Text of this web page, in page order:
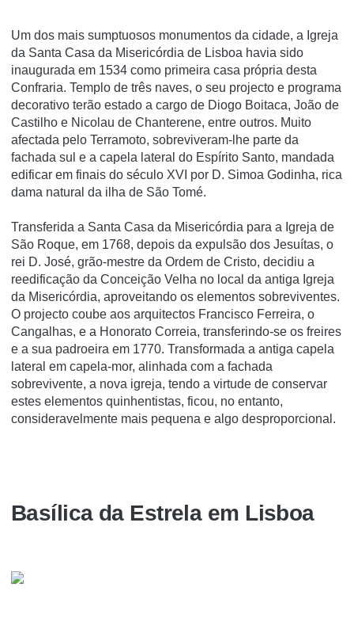
Um dos mais sumptuosos monumentos da cidade, a Igreja
da Santa Casa da Misericórdia de Lisboa havia sido
inaugurada em 1534 como primeira casa própria desta
Confraria. Templo de três naves, o seu projecto e programa
decorativo terão estado a cargo de Diogo Boitaca, João de
Castilho e Nicolau de Chanterene, entre outros. Muito
afectada pelo Terramoto, sobreviveram-lhe parte da
fachada sul e a capela lateral do Espírito Santo, mandada
edificar em finais do século XVI por D. Simoa Godinha, rica
dama natural da ilha de São Tomé.
Transferida a Santa Casa da Misericórdia para a Igreja de
São Roque, em 1768, depois da expulsão dos Jesuítas, o
rei D. José, grão-mestre da Ordem de Cristo, decidiu a
reedificação da Conceição Velha no local da antiga Igreja
da Misericórdia, aproveitando os elementos sobreviventes.
O projecto coube aos arquitectos Francisco Ferreira, o
Cangalhas, e a Honorato Correia, transferindo-se os freires
e a sua padroeira em 1770. Transformada a antiga capela
lateral em capela-mor, alinhada com a fachada
sobrevivente, a nova igreja, tendo a virtude de conservar
estes elementos quinhentistas, ficou, no entanto,
consideravelmente mais pequena e algo desproporcional.
Basí­lica da Estrela em Lisboa